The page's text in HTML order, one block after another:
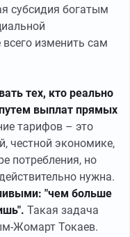
субсидия богатым
изменить сам
тех, кто реально
выплат прямых
тарифов – это
честной экономике,
потребления, но
нужна.
"чем больше
Такая задача
Жомарт Токаев.